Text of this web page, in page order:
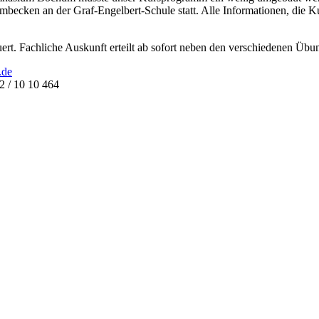
an der Graf-Engelbert-Schule statt. Alle Informationen, die
Fachliche Auskunft erteilt ab sofort neben den verschiedenen
/ 10 10 464